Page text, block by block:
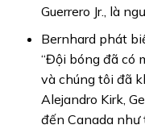
Guerrero Jr., là
Bernhard phát
“Đội bóng đã có
và chúng tôi đã
Alejandro Kirk,
đến Canada như